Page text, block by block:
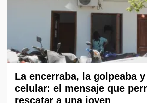
La encerraba, la golpeaba
celular: el mensaje que
rescatar a una joven